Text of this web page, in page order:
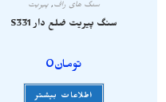
سنگ های راف, پیریت
سنگ پیریت ضلع دار S331
تومان0
اطلاعات بیشتر